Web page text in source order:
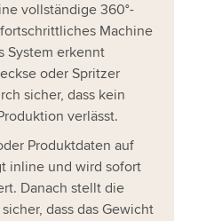
vollständige 360°-
Machine
System erkennt
oder Spritzer
sicher, dass kein
verlässt.
Produktdaten auf
inline und wird sofort
Danach stellt die
dass das Gewicht